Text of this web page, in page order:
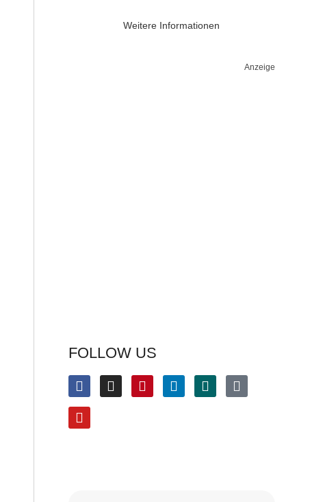
Weitere Informationen
Anzeige
FOLLOW US